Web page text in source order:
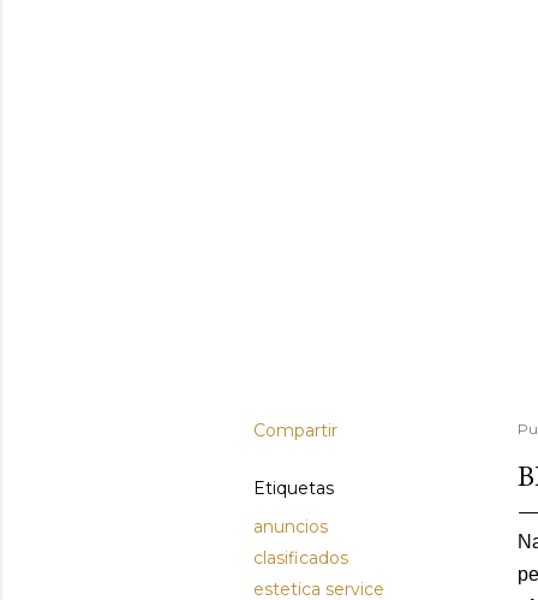
Compartir
Etiquetas
anuncios
clasificados
estetica service